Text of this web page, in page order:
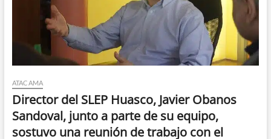
ATACAMA
Director del SLEP Huasco, Javier Obanos
Sandoval, junto a parte de su equipo,
sostuvo una reunión de trabajo con el